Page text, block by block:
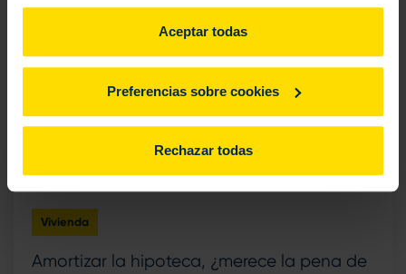
Para más información, consultaaquí.
Aceptar todas
Preferencias sobre cookies
Rechazar todas
Vivienda
Amortizar la hipoteca, ¿merece la pena de